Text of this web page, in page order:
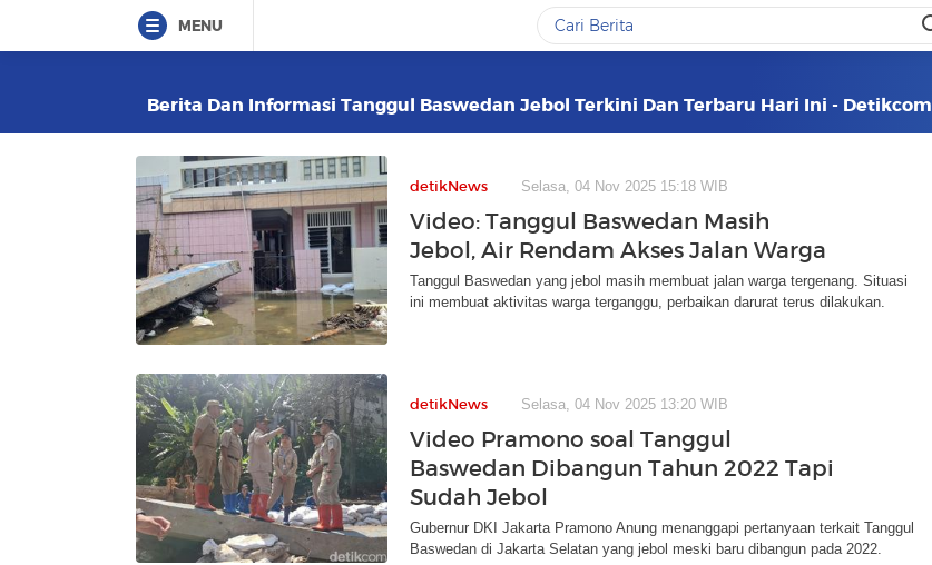
MENU
Berita Dan Informasi Tanggul Baswedan Jebol Terkini Dan Terbaru Hari Ini - Detikcom
detikNews Selasa, 04 Nov 2025 15:18 WIB
Video: Tanggul Baswedan Masih
Jebol, Air Rendam Akses Jalan Warga
Tanggul Baswedan yang jebol masih membuat jalan warga tergenang. Situasi
ini membuat aktivitas warga terganggu, perbaikan darurat terus dilakukan.
detikNews Selasa, 04 Nov 2025 13:20 WIB
Video Pramono soal Tanggul
Baswedan Dibangun Tahun 2022 Tapi
Sudah Jebol
Gubernur DKI Jakarta Pramono Anung menanggapi pertanyaan terkait Tanggul
Baswedan di Jakarta Selatan yang jebol meski baru dibangun pada 2022.